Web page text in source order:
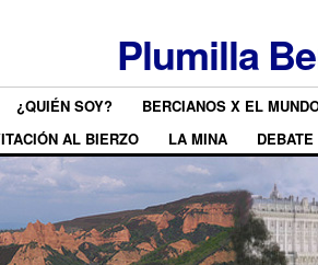
Plumilla
¿QUIÉN SOY? BERCIANOS X EL
AL BIERZO
LA MINA